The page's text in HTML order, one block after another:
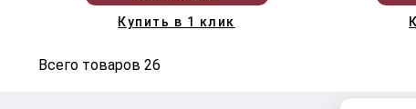
Купить в 1 клик
Всего товаров 26